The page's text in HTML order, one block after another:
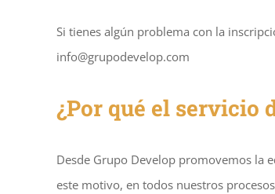
Si tienes algún problema con la
info@grupodevelop.com
¿Por qué el servicio
Desde Grupo Develop promovemos la
este motivo, en todos nuestros